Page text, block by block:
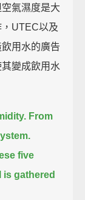
氣濕度是大
UTEC以及
用水的廣告
變成飲用水
From
five
gathered